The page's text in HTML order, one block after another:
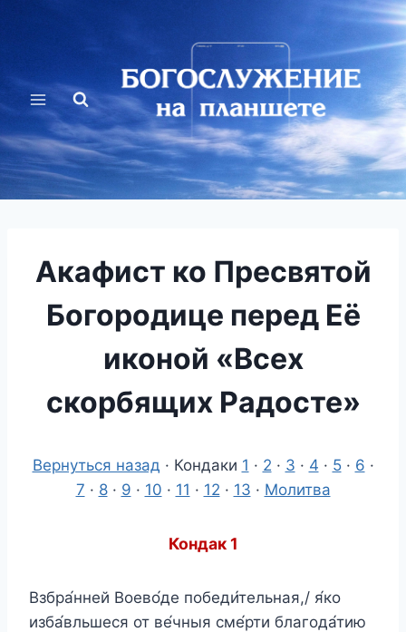
Акафист ко Пресвятой
Богородице перед Её
иконой «Всех
скорбящих Радосте»
Вернуться назад · Кондаки 1 · 2 · 3 · 4 · 5· 6 ·
7 · 8· 9 · 10 · 11 · 12 · 13 · Молитва
Кондак 1
Взбра́нней Воево́де победи́тельная,/ я́ко
изба́вльшеся от ве́чныя сме́рти благода́тию